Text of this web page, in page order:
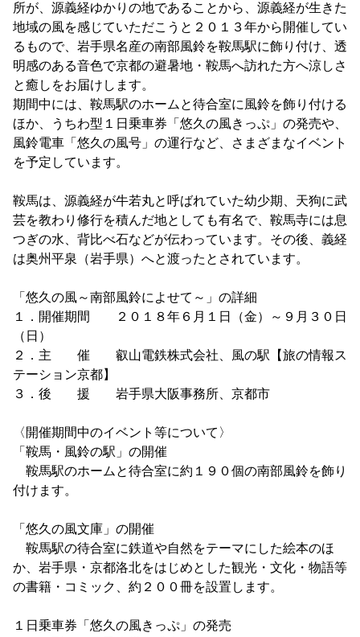
所が、源義経ゆかりの地であることから、源義経が生きた
地域の風を感じていただこうと２０１３年から開催してい
るもので、岩手県名産の南部風鈴を鞍馬駅に飾り付け、透
明感のある音色で京都の避暑地・鞍馬へ訪れた方へ涼しさ
と癒しをお届けします。
期間中には、鞍馬駅のホームと待合室に風鈴を飾り付ける
ほか、うちわ型１日乗車券「悠久の風きっぷ」の発売や、
風鈴電車「悠久の風号」の運行など、さまざまなイベント
を予定しています。
鞍馬は、源義経が牛若丸と呼ばれていた幼少期、天狗に武
芸を教わり修行を積んだ地としても有名で、鞍馬寺には息
つぎの水、背比べ石などが伝わっています。その後、義経
は奥州平泉（岩手県）へと渡ったとされています。
「悠久の風～南部風鈴によせて～」の詳細
１．開催期間 ２０１８年６月１日（金）～９月３０日
（日）
２．主 催 叡山電鉄株式会社、風の駅【旅の情報ス
テーション京都】
３．後 援 岩手県大阪事務所、京都市
〈開催期間中のイベント等について〉
「鞍馬・風鈴の駅」の開催
鞍馬駅のホームと待合室に約１９０個の南部風鈴を飾り
付けます。
「悠久の風文庫」の開催
鞍馬駅の待合室に鉄道や自然をテーマにした絵本のほ
か、岩手県・京都洛北をはじめとした観光・文化・物語等
の書籍・コミック、約２００冊を設置します。
１日乗車券「悠久の風きっぷ」の発売